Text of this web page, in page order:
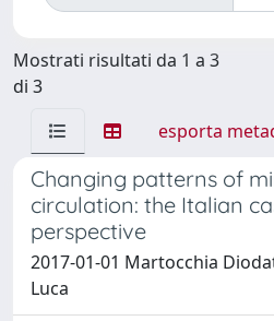
Mostrati risultati da 1 a 3
di 3
esporta
Changing patterns of
circulation: the Italian
perspective
2017-01-01 Martocchia
Luca